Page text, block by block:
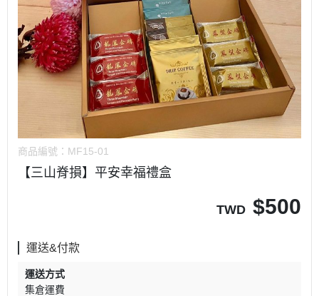
商品編號： MF15-01
【三山脊損】平安幸福禮盒
TWD $500
運送&付款
運送方式
集倉運費